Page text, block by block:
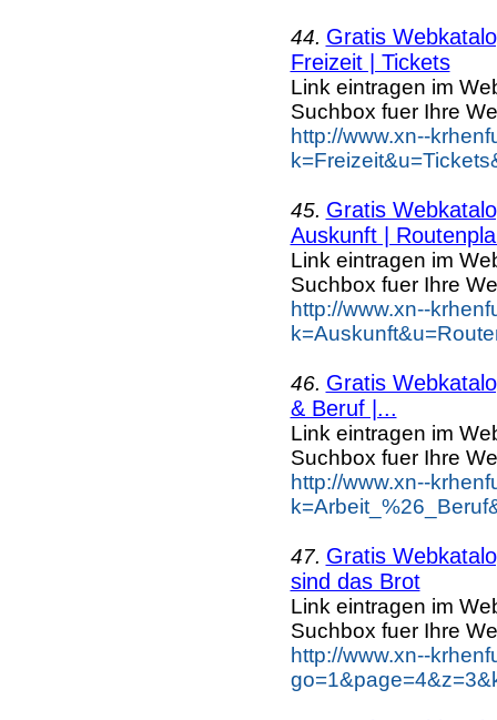
44. Gratis
Freizeit | Tickets
Link eintragen im
Suchbox fuer Ihre
http://www.xn--
45. Gratis
Auskunft |
Link eintragen im
Suchbox fuer Ihre
http://www.xn--
46. Gratis
& Beruf |...
Link eintragen im
Suchbox fuer Ihre
http://www.xn--
47. Gratis
sind das Brot
Link eintragen im
Suchbox fuer Ihre
http://www.xn--